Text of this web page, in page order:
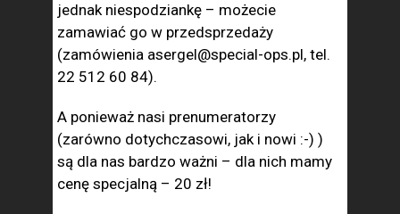
jednak niespodziankę – możecie
zamawiać go w przedsprzedaży
(zamówienia asergel@special-ops.pl, tel.
22 512 60 84).
A ponieważ nasi prenumeratorzy
(zarówno dotychczasowi, jak i nowi :-) )
są dla nas bardzo ważni – dla nich mamy
cenę specjalną – 20 zł!